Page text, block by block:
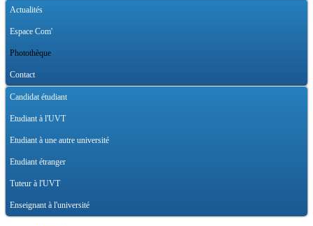
Actualités
Espace Com'
Photothèque
Contact
Candidat étudiant
Etudiant à l'UVT
Etudiant à une autre université
Etudiant étranger
Tuteur à l'UVT
Enseignant à l'université